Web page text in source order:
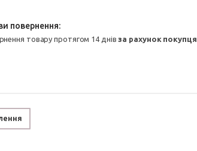
товару протягом 14 днівза рахунок покупця